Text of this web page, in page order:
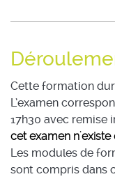
Cette formation
L’examen
17h30 avec remise
cet examen n'existe
Les modules de
sont compris dans